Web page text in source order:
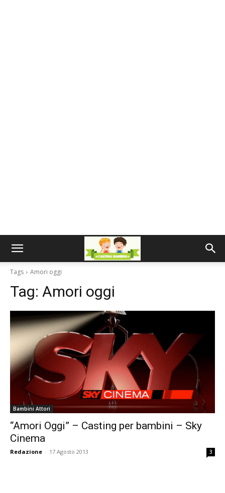
Tags Amori oggi
Tag: Amori oggi
Bambini Attori
“Amori Oggi” – Casting per bambini – Sky
Cinema
Redazione - 17 Agosto 2013 3